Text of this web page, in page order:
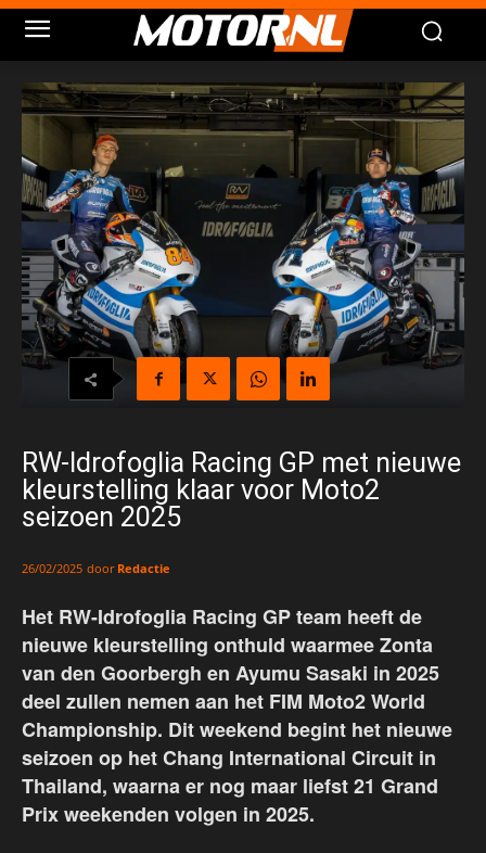
RW-Idrofoglia Racing GP met nieuwe
kleurstelling klaar voor Moto2
seizoen 2025
26/02/2025 door Redactie
Het RW-Idrofoglia Racing GP team heeft de
nieuwe kleurstelling onthuld waarmee Zonta
van den Goorbergh en Ayumu Sasaki in 2025
deel zullen nemen aan het FIM Moto2 World
Championship. Dit weekend begint het nieuwe
seizoen op het Chang International Circuit in
Thailand, waarna er nog maar liefst 21 Grand
Prix weekenden volgen in 2025.